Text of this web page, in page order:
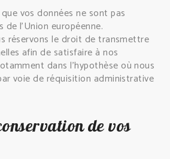
vos données ne sont pas
l’Union européenne.
réservons le droit de transmettre
afin de satisfaire à nos
dans l’hypothèse où nous
voie de réquisition administrative
de vos